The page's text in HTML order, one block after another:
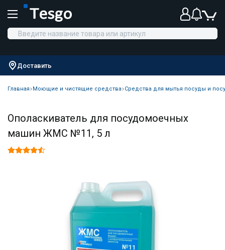
Доставить
Главная Моющие и чистящие средства Средства для мытья посуды и
Ополаскиватель для посудомоечных
машин ЖМС №11, 5 л